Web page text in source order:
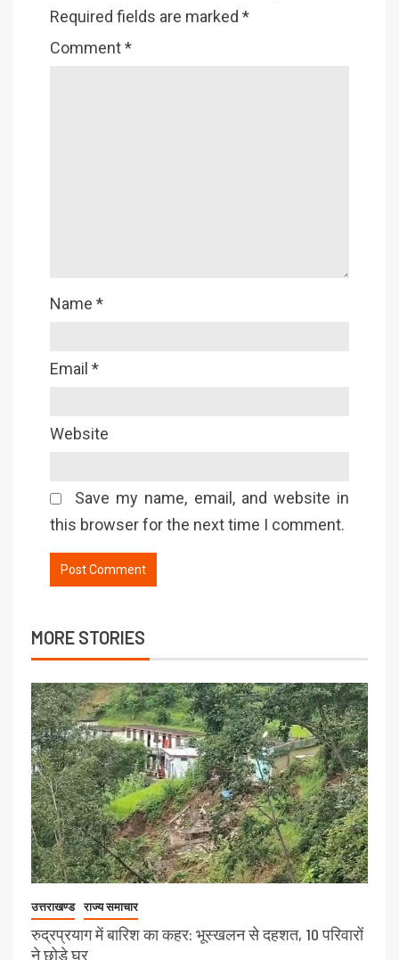
Required fields are marked *
Comment*
Name *
Email *
Website
Save my name, email, and website in
this browser for the next time I comment.
MORE STORIES
उत्तराखण्ड राज्य समाचार
रुद्रप्रयाग में बारिश का कहर: भूस्खलन से दहशत, 10 परिवारों
ने छोड़े घर